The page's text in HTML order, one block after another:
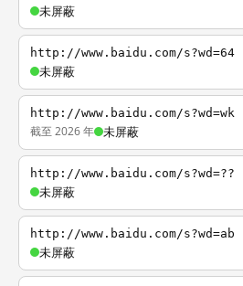
未屏蔽
http://www.baidu.com/s?wd=64
未屏蔽
http://www.baidu.com/s?wd=wk
截至 2026 年 未屏蔽
http://www.baidu.com/s?wd=??
未屏蔽
http://www.baidu.com/s?wd=ab
未屏蔽